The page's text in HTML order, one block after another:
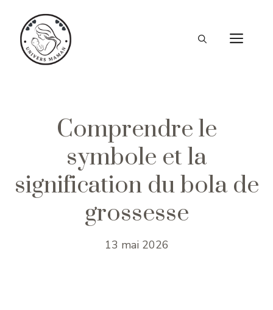
contenu
Comprendre le
symbole et la
signification du bola de
grossesse
13 mai 2026